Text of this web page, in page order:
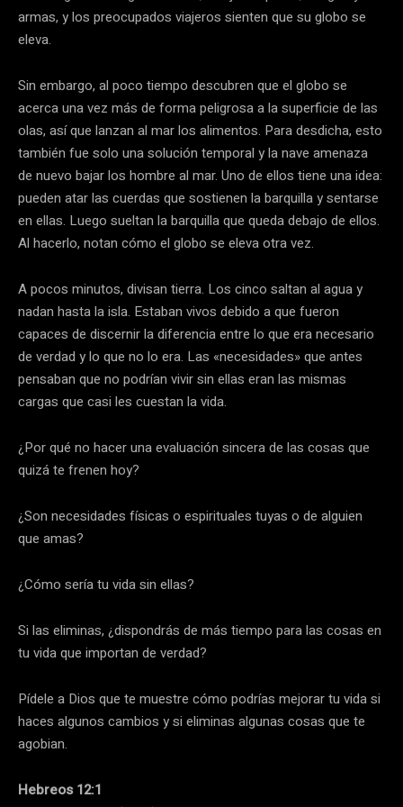
armas, y los preocupados viajeros sienten que su globo se
eleva.
Sin embargo, al poco tiempo descubren que el globo se
acerca una vez más de forma peligrosa a la superficie de las
olas, así que lanzan al mar los alimentos. Para desdicha, esto
también fue solo una solución temporal y la nave amenaza
de nuevo bajar los hombre al mar. Uno de ellos tiene una idea:
pueden atar las cuerdas que sostienen la barquilla y sentarse
en ellas. Luego sueltan la barquilla que queda debajo de ellos.
Al hacerlo, notan cómo el globo se eleva otra vez.
A pocos minutos, divisan tierra. Los cinco saltan al agua y
nadan hasta la isla. Estaban vivos debido a que fueron
capaces de discernir la diferencia entre lo que era necesario
de verdad y lo que no lo era. Las «necesidades» que antes
pensaban que no podrían vivir sin ellas eran las mismas
cargas que casi les cuestan la vida.
¿Por qué no hacer una evaluación sincera de las cosas que
quizá te frenen hoy?
¿Son necesidades físicas o espirituales tuyas o de alguien
que amas?
¿Cómo sería tu vida sin ellas?
Si las eliminas, ¿dispondrás de más tiempo para las cosas en
tu vida que importan de verdad?
Pídele a Dios que te muestre cómo podrías mejorar tu vida si
haces algunos cambios y si eliminas algunas cosas que te
agobian.
Hebreos 12:1